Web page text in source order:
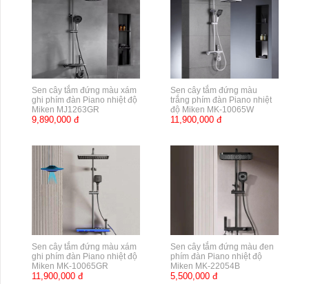
Sen cây tắm đứng màu xám
ghi phím đàn Piano nhiệt độ
Miken MJ1263GR
9,890,000 đ
Sen cây tắm đứng màu
trắng phím đàn Piano nhiệt
độ Miken MK-10065W
11,900,000 đ
Sen cây tắm đứng màu xám
ghi phím đàn Piano nhiệt độ
Miken MK-10065GR
11,900,000 đ
Sen cây tắm đứng màu đen
phím đàn Piano nhiệt độ
Miken MK-22054B
5,500,000 đ